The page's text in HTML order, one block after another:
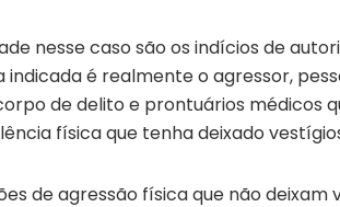
nesse caso são os indícios de
indicada é realmente o agressor,
de delito e prontuários médicos
física que tenha deixado
de agressão física que não deixam